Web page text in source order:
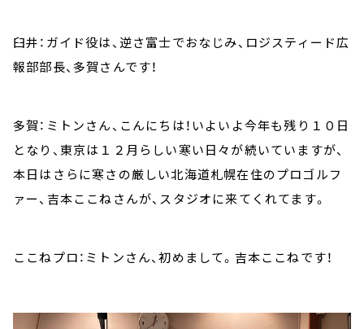
臼井：ガイド役は、逆さ富士でおなじみ、ロジスティード広
報部部長、多賀さんです！
多賀：ミトンさん、こんにちは！いよいよ今年も残り１０日
となり、東京は１２月らしい寒い日々が続いていますが、
本日はさらに寒さの厳しい北海道札幌在住のプロゴルフ
ァー、吉本ここねさんが、スタジオに来てくれてます。
ここねプロ：ミトンさん、初めまして。吉本ここねです！